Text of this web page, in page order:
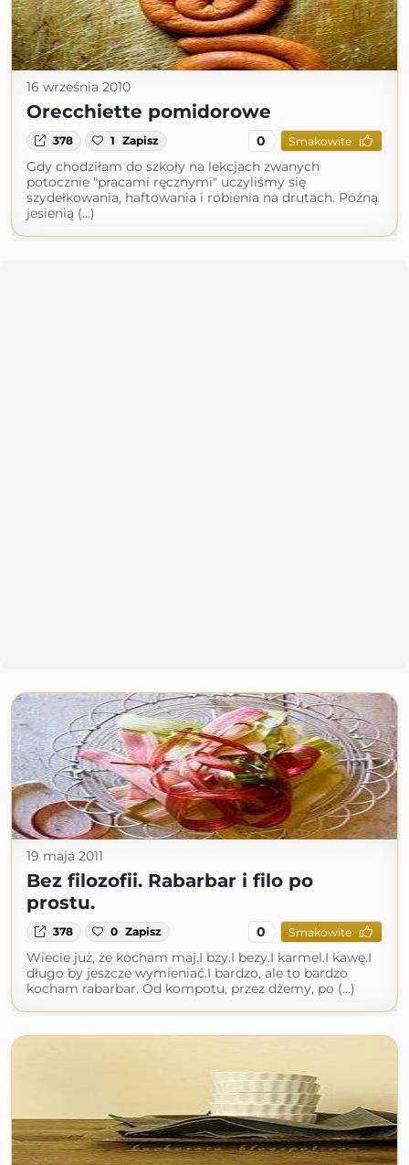
16 września 2010
Orecchiette pomidorowe
378 1 Zapisz 0 Smakowite
Gdy chodziłam do szkoły na lekcjach zwanych
potocznie "pracami ręcznymi" uczyliśmy się
szydełkowania, haftowania i robienia na drutach. Późną
jesienią (...)
19 maja 2011
Bez filozofii. Rabarbar i filo po
prostu.
378 0 Zapisz 0 Smakowite
Wiecie już, że kocham maj.I bzy.I bezy.I karmel.I kawę.I
długo by jeszcze wymieniać.I bardzo, ale to bardzo
kocham rabarbar. Od kompotu, przez dżemy, po (...)